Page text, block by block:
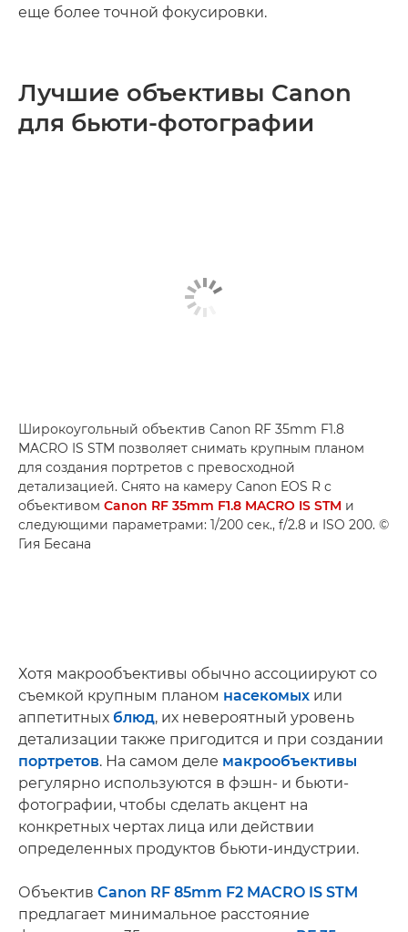
еще более точной фокусировки.
Лучшие объективы Canon
для бьюти-фотографии
Широкоугольный объектив Canon RF 35mm F1.8
MACRO IS STM позволяет снимать крупным планом
для создания портретов с превосходной
детализацией. Снято на камеру Canon EOS R с
объективом Canon RF 35mm F1.8 MACRO IS STM и
следующими параметрами: 1/200 сек., f/2.8 и ISO 200. ©
Гия Бесана
Хотя макрообъективы обычно ассоциируют со
съемкой крупным планом насекомых или
аппетитных блюд, их невероятный уровень
детализации также пригодится и при создании
портретов. На самом деле макрообъективы
регулярно используются в фэшн- и бьюти-
фотографии, чтобы сделать акцент на
конкретных чертах лица или действии
определенных продуктов бьюти-индустрии.
Объектив Canon RF 85mm F2 MACRO IS STM
предлагает минимальное расстояние